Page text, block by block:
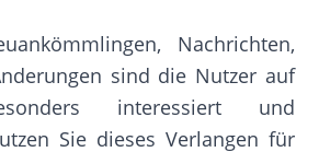
Nachrichten,
sind die Nutzer auf
interessiert und
Sie dieses Verlangen für